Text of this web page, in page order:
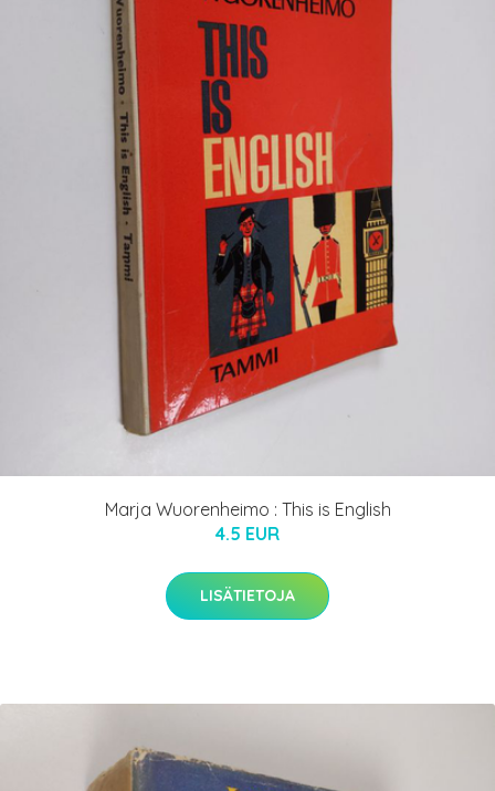
Marja Wuorenheimo : This is English
4.5 EUR
LISÄTIETOJA